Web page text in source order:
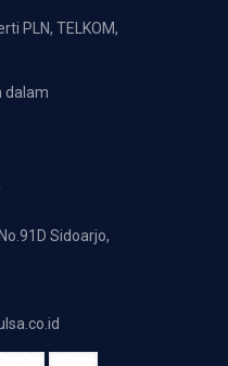
PLN, TELKOM,
dalam
Sidoarjo,